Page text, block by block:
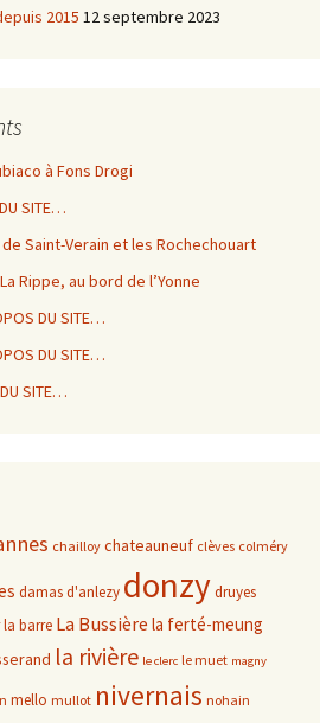
2015 12 septembre 2023
à Fons Drogi
SITE…
Saint-Verain et les Rochechouart
Rippe, au bord de l’Yonne
DU SITE…
DU SITE…
SITE…
chailloy chateauneuf clèves colméry
damas d'anlezy donzydruyes
la barre La Bussière la ferté-meung
la rivière le clerc le muet magny
mello mullot nivernais nohain